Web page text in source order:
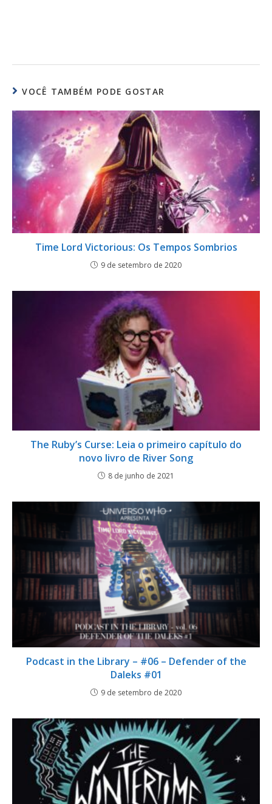
VOCÊ TAMBÉM PODE GOSTAR
Time Lord Victorious: Os Tempos Sombrios
9 de setembro de 2020
The Ruby’s Curse: Leia o primeiro capítulo do
novo livro de River Song
8 de junho de 2021
Podcast in the Library – #06 – Defender of the
Daleks #01
9 de setembro de 2020